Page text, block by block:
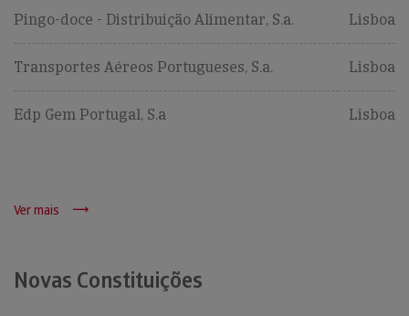
Pingo-doce - Distribuição Alimentar, S.a. Lisboa
Transportes Aéreos Portugueses, S.a. Lisboa
Edp Gem Portugal, S.a Lisboa
Ver mais
Novas Constituições